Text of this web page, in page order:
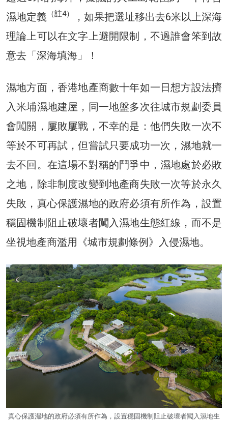
濕地定義 （註4）
，如果把選址移出去6米以上深海
理論上可以在文字上避開限制，不過誰會笨到故
意去「深海填海」！
濕地方面，香港地產商數十年如一日想方設法擠
入米埔濕地建屋，同一地盤多次往城市規劃委員
會闖關，屢敗屢戰，不幸的是：他們失敗一次不
等於不可再試，但嘗試只要成功一次，濕地就一
去不回。在這場不對稱的鬥爭中，濕地處於必敗
之地，除非制度改變到地產商失敗一次等於永久
失敗，真心保護濕地的政府必須有所作為，設置
穩固機制阻止破壞者闖入濕地生態紅線，而不是
坐視地產商濫用《城市規劃條例》入侵濕地。
真心保護濕地的政府必須有所作為，設置穩固機制阻止破壞者闖入濕地生